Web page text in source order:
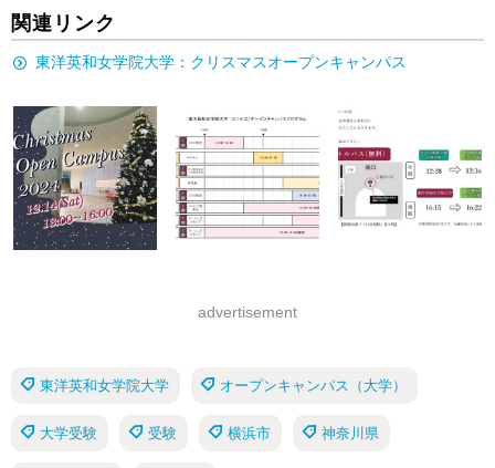
関連リンク
東洋英和女学院大学：クリスマスオープンキャンパス
advertisement
東洋英和女学院大学 オープンキャンパス（大学）
大学受験 受験 横浜市 神奈川県